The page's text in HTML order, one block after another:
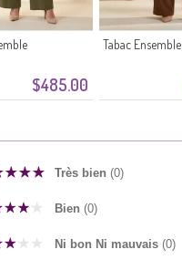
$485.00
Tabac Ensemble
Très bien (0)
Bien (0)
Ni bon Ni mauvais (0)